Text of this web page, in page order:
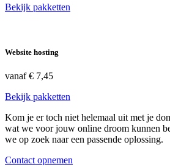
Bekijk pakketten
Website hosting
vanaf€ 7,45
Bekijk pakketten
Kom je er toch niet helemaal uit met je
wat we voor jouw online droom kunnen
we op zoek naar een passende oplossing.
Contact opnemen